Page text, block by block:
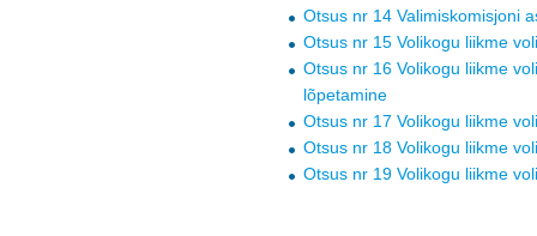
Otsus nr 14 Valimiskomisjoni
Otsus nr 15 Volikogu liikme
Otsus nr 16 Volikogu liikme
lõpetamine
Otsus nr 17 Volikogu liikme
Otsus nr 18 Volikogu liikme
Otsus nr 19 Volikogu liikme